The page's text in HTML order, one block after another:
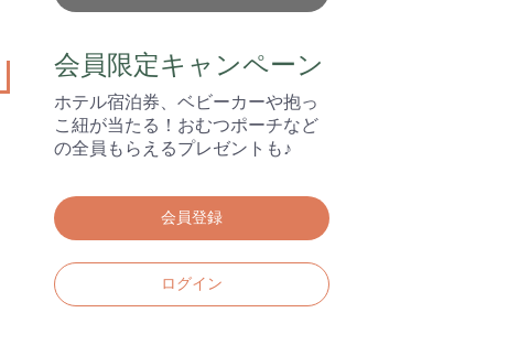
会員限定キャンペーン
ホテル宿泊券、ベビーカーや抱っ
こ紐が当たる！おむつポーチなど
の全員もらえるプレゼントも♪
会員登録
ログイン